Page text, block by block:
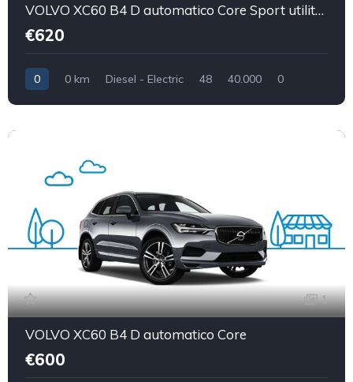
VOLVO XC60 B4 D automatico Core Sport utility vehicle 5-door (Euro 6D)
€620
0 0 km Diesel - Electric 48 40.000 0
1
VOLVO XC60 B4 D automatico Core
€600